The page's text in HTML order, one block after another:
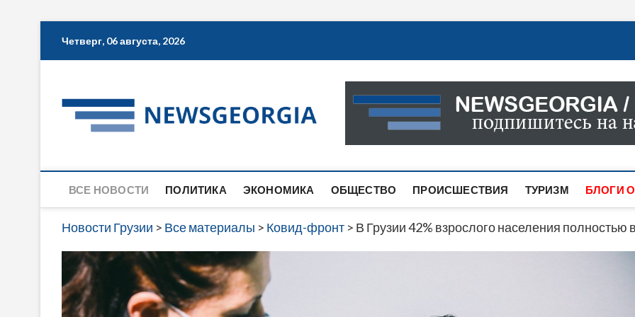
Четверг, 06 августа, 2026
Новости Грузии
САМАЯ АКТУАЛЬНАЯ ИНФОРМАЦИЯ О СОБЫТИЯХ
САЙТЕ ВЫ НАЙДЕТЕ НОВОСТИ ПОЛИТИКИ,
ВСЕ НОВОСТИ ПОЛИТИКА ЭКОНОМИКА ОБЩЕСТВО ПРОИСШЕСТВИЯ ТУРИЗМ БЛОГИ
Новости Грузии > Все материалы > Ковид-фронт > В Грузии 42% взрослого населения